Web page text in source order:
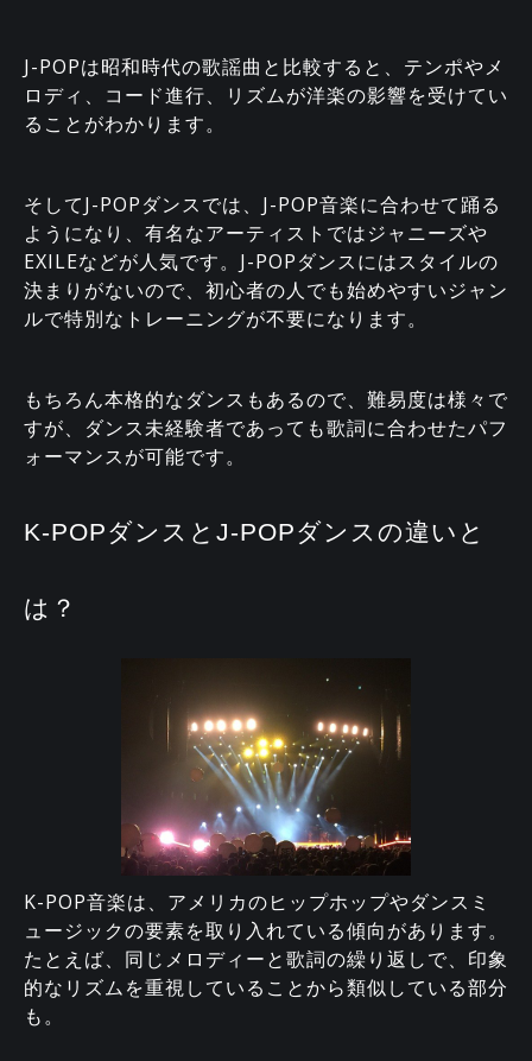
J-POPは昭和時代の歌謡曲と比較すると、テンポやメ
ロディ、コード進行、リズムが洋楽の影響を受けてい
ることがわかります。
そしてJ-POPダンスでは、J-POP音楽に合わせて踊る
ようになり、有名なアーティストではジャニーズや
EXILEなどが人気です。J-POPダンスにはスタイルの
決まりがないので、初心者の人でも始めやすいジャン
ルで特別なトレーニングが不要になります。
もちろん本格的なダンスもあるので、難易度は様々で
すが、ダンス未経験者であっても歌詞に合わせたパフ
ォーマンスが可能です。
K-POPダンスとJ-POPダンスの違いと
は？
K-POP音楽は、アメリカのヒップホップやダンスミ
ュージックの要素を取り入れている傾向があります。
たとえば、同じメロディーと歌詞の繰り返しで、印象
的なリズムを重視していることから類似している部分
も。